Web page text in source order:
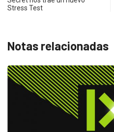
Stress Test
Notas relacionadas